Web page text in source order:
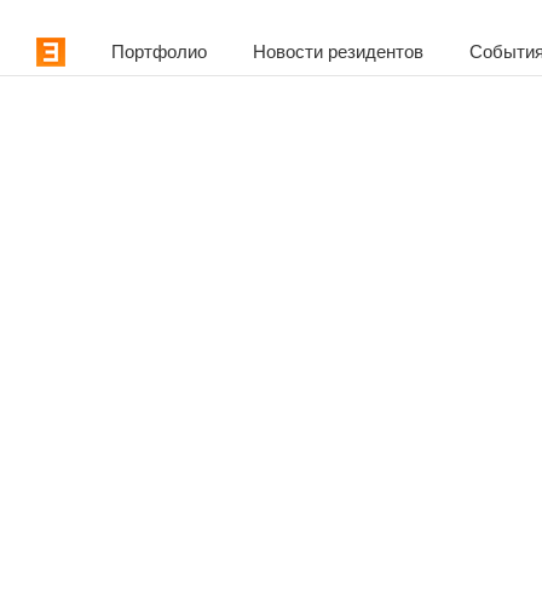
Портфолио Новости резидентов